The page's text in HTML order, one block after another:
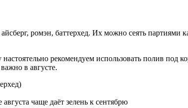
ромэн, баттерхед. Их можно сеять
рекомендуем использовать полив под
в августе.
чаще даёт зелень к сентябрю